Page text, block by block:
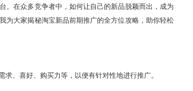
。在众多竞争者中，如何让自己的新品脱颖而出，成为
为大家揭秘淘宝新品前期推广的全方位攻略，助你轻松
、喜好、购买力等，以便有针对性地进行推广。